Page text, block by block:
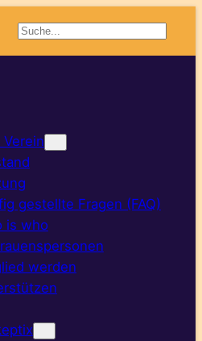
Suchen
gestellte Fragen (FAQ)
is who
werden